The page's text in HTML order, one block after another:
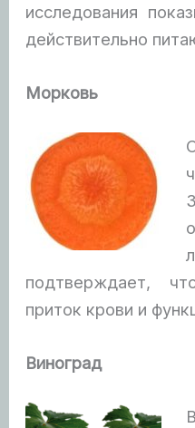
исследования
действительно
Морковь
подтверждает,
приток крови и
Виноград